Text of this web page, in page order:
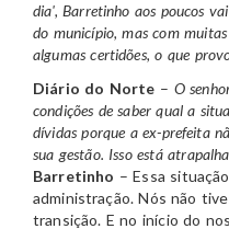
dia', Barretinho aos poucos
do município, mas com
algumas certidões, o que
Diário do Norte – O
condições de saber qual a
dívidas porque a ex-prefeita
sua gestão. Isso está
Barretinho – Essa
administração. Nós não
transição. E no início do